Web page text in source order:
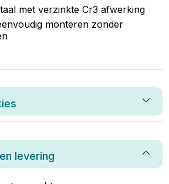
met verzinkte Cr3 afwerking
monteren zonder
levering